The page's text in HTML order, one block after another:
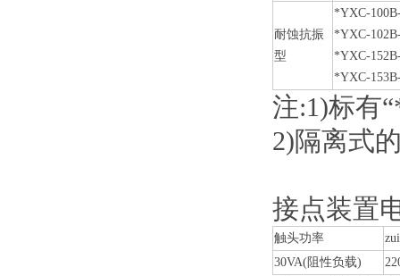
耐蚀抗振
型
*YXC-
*YXC-
*YXC-
*YXC-
注:1)标有
2)隔离式
接点装置
触头功率
30VA(阻性负载)